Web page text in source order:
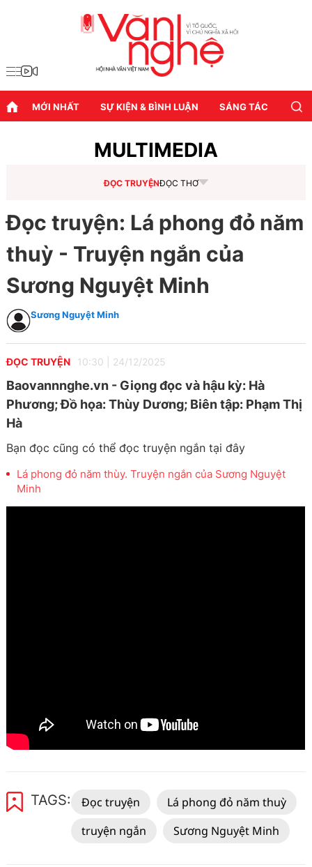
MỚI NHẤT SỰ KIỆN & BÌNH LUẬN SÁNG TÁC
MULTIMEDIA
ĐỌC TRUYỆNĐỌC THƠ
Đọc truyện: Lá phong đỏ năm
thuỳ - Truyện ngắn của
Sương Nguyệt Minh
Sương Nguyệt Minh
ĐỌC TRUYỆN 10:30 24/12/2025
Baovannnghe.vn - Giọng đọc và hậu kỳ: Hà
Phương; Đồ họa: Thùy Dương; Biên tập: Phạm Thị
Hà
Bạn đọc cũng có thể đọc truyện ngắn tại đây
Lá phong đỏ năm thùy. Truyện ngắn của Sương Nguyệt
Minh
TAGS: Đọc truyện
Lá phong đỏ năm thuỳ
truyện ngắn
Sương Nguyệt Minh